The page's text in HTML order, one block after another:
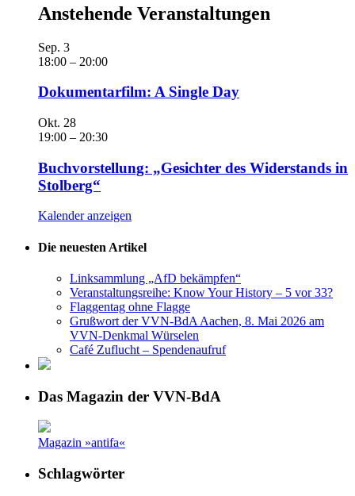
Anstehende Veranstaltungen
Sep. 3
18:00 – 20:00
Dokumentarfilm: A Single Day
Okt. 28
19:00 – 20:30
Buchvorstellung: „Gesichter des Widerstands in
Stolberg“
Kalender anzeigen
Die neuesten Artikel
Linksammlung „AfD bekämpfen“
Veranstaltungsreihe: Know Your History – 5 vor 33?
Flaggentag ohne Flagge
Grußwort der VVN-BdA Aachen, 8. Mai 2026 am
VVN-Denkmal Würselen
Café Zuflucht – Spendenaufruf
Das Magazin der VVN-BdA
Magazin »antifa«
Schlagwörter